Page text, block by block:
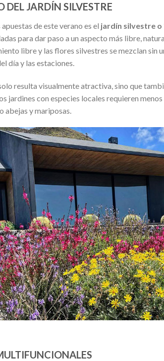
DEL JARDÍN SILVESTRE
de este verano es el jardín silvestre o
para dar paso a un aspecto más libre,
libre y las flores silvestres se mezclan sin
día y las estaciones.
resulta visualmente atractiva, sino que
jardines con especies locales requieren
abejas y mariposas.